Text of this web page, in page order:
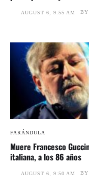
AUGUST 6, 9:55 AM BY
FARÁNDULA
Muere Francesco
italiana, a los 86 años
AUGUST 6, 9:50 AM BY